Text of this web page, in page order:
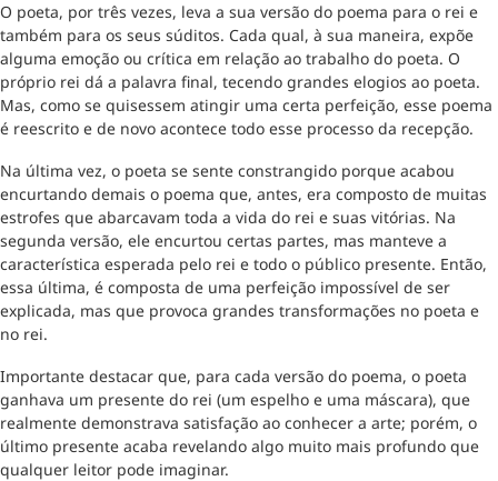
O poeta, por três vezes, leva a sua versão do poema para o rei e
também para os seus súditos. Cada qual, à sua maneira, expõe
alguma emoção ou crítica em relação ao trabalho do poeta. O
próprio rei dá a palavra final, tecendo grandes elogios ao poeta.
Mas, como se quisessem atingir uma certa perfeição, esse poema
é reescrito e de novo acontece todo esse processo da recepção.
Na última vez, o poeta se sente constrangido porque acabou
encurtando demais o poema que, antes, era composto de muitas
estrofes que abarcavam toda a vida do rei e suas vitórias. Na
segunda versão, ele encurtou certas partes, mas manteve a
característica esperada pelo rei e todo o público presente. Então,
essa última, é composta de uma perfeição impossível de ser
explicada, mas que provoca grandes transformações no poeta e
no rei.
Importante destacar que, para cada versão do poema, o poeta
ganhava um presente do rei (um espelho e uma máscara), que
realmente demonstrava satisfação ao conhecer a arte; porém, o
último presente acaba revelando algo muito mais profundo que
qualquer leitor pode imaginar.